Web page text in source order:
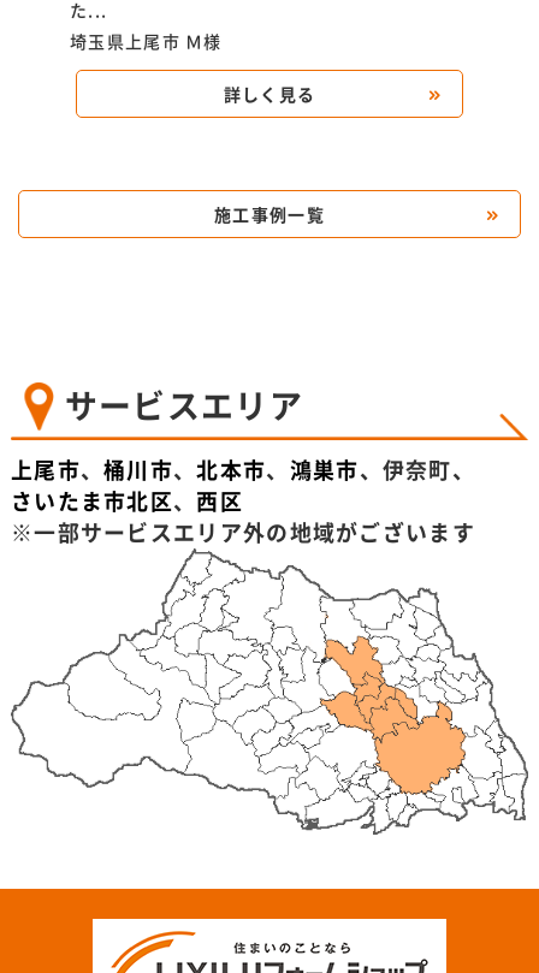
た...
埼玉県上尾市 Ｍ様
詳しく見る
施工事例一覧
サービスエリア
上尾市、桶川市、北本市、 鴻巣市、伊奈町、
さいたま市北区、 西区
※一部サービスエリア外の地域がございます